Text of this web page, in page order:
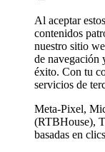
Al aceptar
contenidos
nuestro sitio
de navegación
éxito. Con tu
servicios de
Meta-Pixel,
(RTBHouse),
basadas en